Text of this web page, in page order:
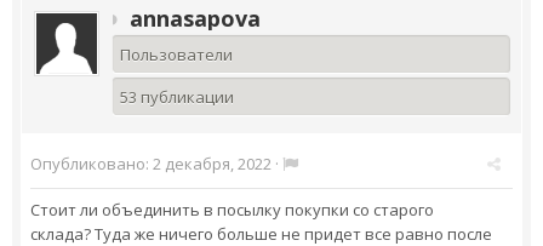
annasapova
Пользователи
53 публикации
Опубликовано: 2 декабря, 2022 ·
Стоит ли объединить в посылку покупки со старого
склада? Туда же ничего больше не придет все равно после